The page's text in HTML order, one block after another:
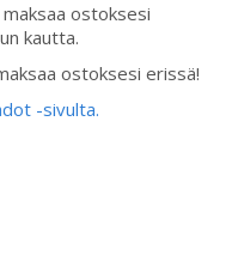
ostoksesi
kautta.
ostoksesi erissä!
-sivulta.